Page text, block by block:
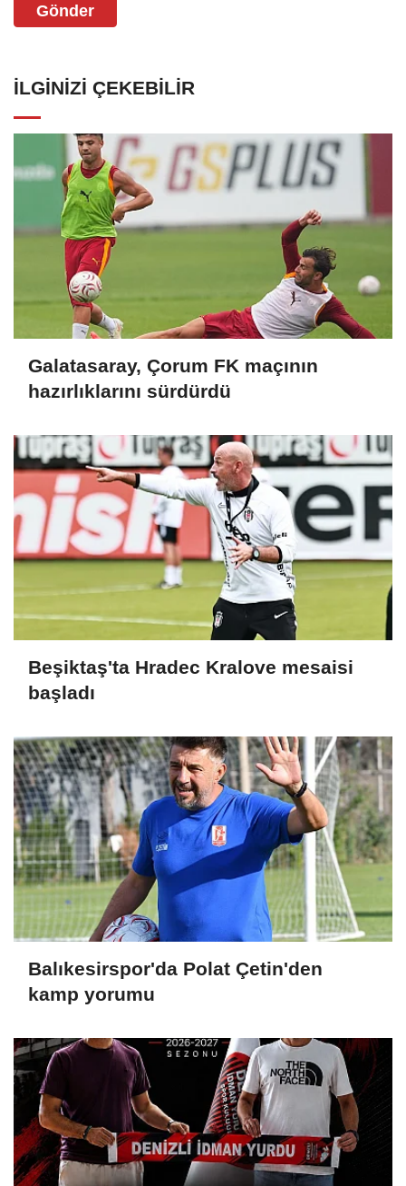
Gönder
İLGINIZI ÇEKEBILIR
Galatasaray, Çorum FK maçının
hazırlıklarını sürdürdü
Beşiktaş'ta Hradec Kralove mesaisi
başladı
Balıkesirspor'da Polat Çetin'den
kamp yorumu